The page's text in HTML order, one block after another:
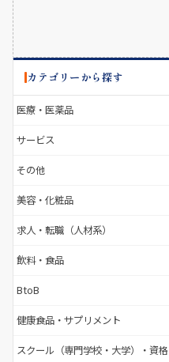
カテゴリーから探す
医療・医薬品
サービス
その他
美容・化粧品
求人・転職（人材系）
飲料・食品
BtoB
健康食品・サプリメント
スクール（専門学校・大学）・資格